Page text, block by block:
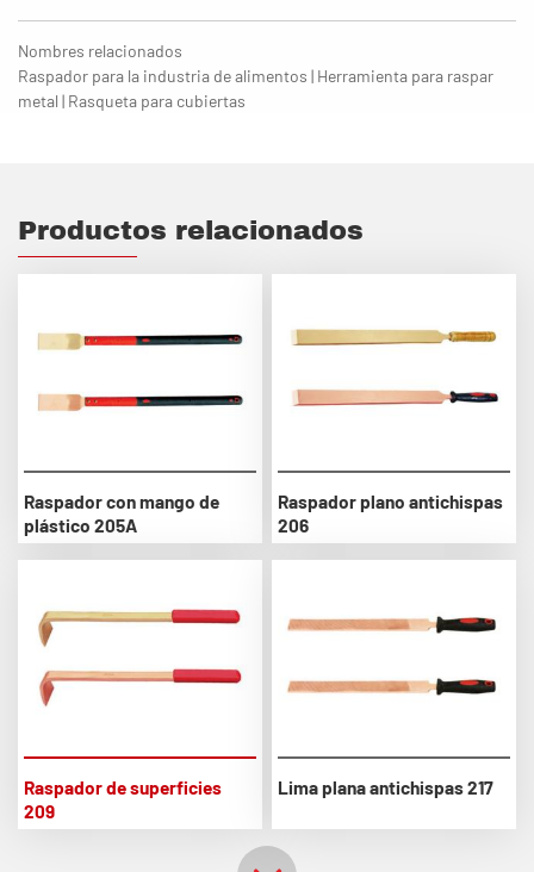
Nombres relacionados
Raspador para la industria de alimentos | Herramienta para raspar
metal | Rasqueta para cubiertas
Productos relacionados
Raspador con mango de
plástico 205A
Raspador plano antichispas
206
Raspador de superficies
209
Lima plana antichispas 217